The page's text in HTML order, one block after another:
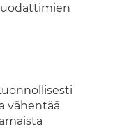
vähentää